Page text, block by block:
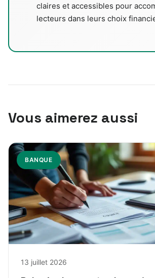
claires et accessibles pour
lecteurs dans leurs choix
Vous aimerez aussi
BANQUE
13 juillet 2026